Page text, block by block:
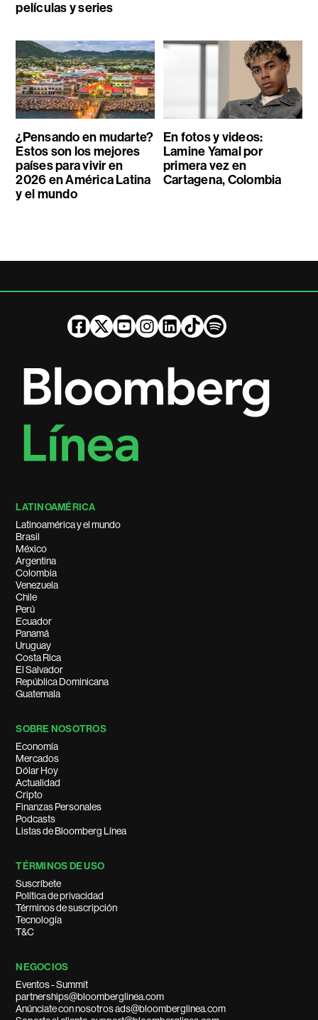
películas y series
¿Pensando en mudarte?
Estos son los mejores
países para vivir en
2026 en América Latina
y el mundo
En fotos y videos:
Lamine Yamal por
primera vez en
Cartagena, Colombia
LATINOAMÉRICA
Latinoamérica y el mundo
Brasil
México
Argentina
Colombia
Venezuela
Chile
Perú
Ecuador
Panamá
Uruguay
Costa Rica
El Salvador
República Dominicana
Guatemala
SOBRE NOSOTROS
Economía
Mercados
Dólar Hoy
Actualidad
Cripto
Finanzas Personales
Podcasts
Listas de Bloomberg Línea
TÉRMINOS DE USO
Suscríbete
Política de privacidad
Términos de suscripción
Tecnología
T&C
NEGOCIOS
Eventos - Summit
partnerships@bloomberglinea.com
Anúnciate con nosotros ads@bloomberglinea.com